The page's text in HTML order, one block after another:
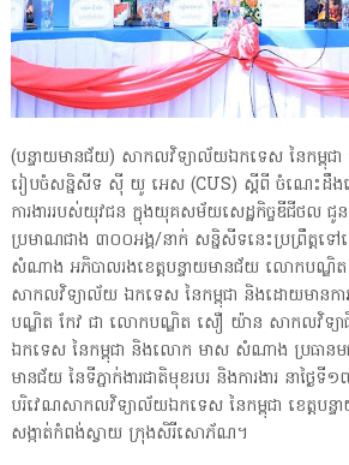
(បន្ទាយមានជ័យ) សាកលវិទ្យាល័យឯកទេស នៃកម្ពុជា
រៀបចំសន្និសីទ សុី យូ អេស (CUS) ស្តីពី ចំណេះដឹង
ការងាររបស់យុវជន ក្នុងយុគសម័យសេដ្ឋកិច្ចឌីជីថល
ប្រមាណជាង ៣០០អង្គ/នាក់ សន្និសីទនេះប្រព្រឹត្ត
សំណាង អភិបាលរងខេត្តបន្ទាយមានជ័យ លោកបណ្ឌិត
សាកលវិទ្យាល័យ ឯកទេស នៃកម្ពុជា និងដោយមានក
បណ្ឌិត កែវ ជា លោកបណ្ឌិត សឿ យ៉ាន សាកលវិទ្យា
ឯកទេស នៃកម្ពុជា និងលោក មាស សំណាង ប្រធានមជ្ឈ
មានជ័យ នៃទីភ្នាក់ងារជាតិមុខរបរ និងការងារ នាថ្ងៃទី
បរិវេណសាកលវិទ្យាល័យឯកទេស នៃកម្ពុជា ខេត្តបន្ទ
សង្កាត់កំពង់ស្វាយ ក្រុងសិរីសោភ័ណ។